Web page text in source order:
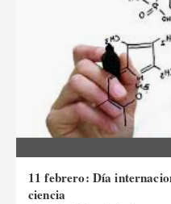
11 febrero: Día
ciencia